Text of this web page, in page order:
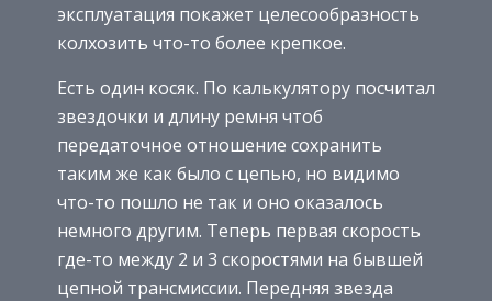
эксплуатация покажет целесообразность
колхозить что-то более крепкое.
Есть один косяк. По калькулятору посчитал
звездочки и длину ремня чтоб
передаточное отношение сохранить
таким же как было с цепью, но видимо
что-то пошло не так и оно оказалось
немного другим. Теперь первая скорость
где-то между 2 и 3 скоростями на бывшей
цепной трансмиссии. Передняя звезда